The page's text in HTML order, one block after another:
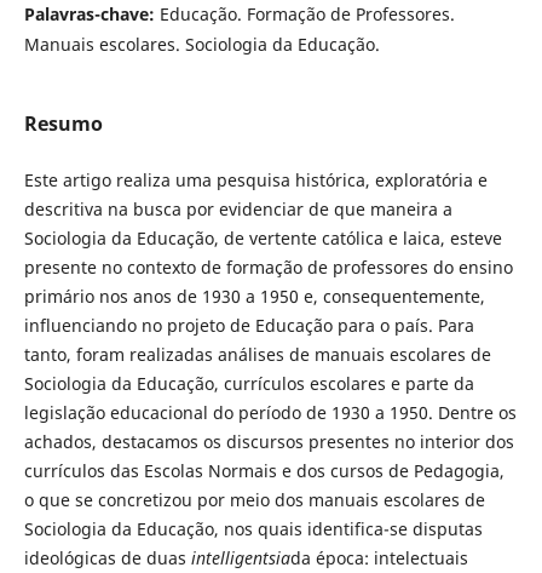
Palavras-chave: Educação. Formação de Professores.
Manuais escolares. Sociologia da Educação.
Resumo
Este artigo realiza uma pesquisa histórica, exploratória e
descritiva na busca por evidenciar de que maneira a
Sociologia da Educação, de vertente católica e laica, esteve
presente no contexto de formação de professores do ensino
primário nos anos de 1930 a 1950 e, consequentemente,
influenciando no projeto de Educação para o país. Para
tanto, foram realizadas análises de manuais escolares de
Sociologia da Educação, currículos escolares e parte da
legislação educacional do período de 1930 a 1950. Dentre os
achados, destacamos os discursos presentes no interior dos
currículos das Escolas Normais e dos cursos de Pedagogia,
o que se concretizou por meio dos manuais escolares de
Sociologia da Educação, nos quais identifica-se disputas
ideológicas de duas intelligentsiada época: intelectuais